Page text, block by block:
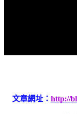
文章網址： http://